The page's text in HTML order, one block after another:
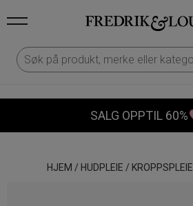
SALG OPPTIL 60%
HJEM / HUDPLEIE / KROPPSPLEIE